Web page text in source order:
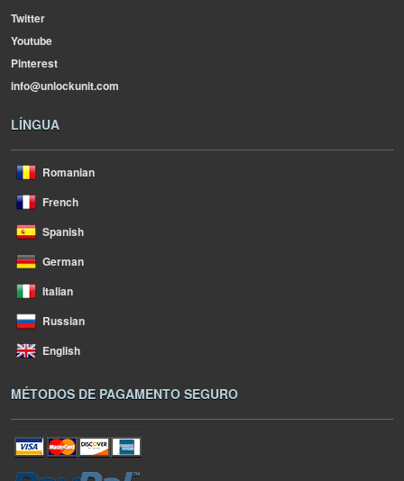
Twitter
Youtube
Pinterest
info@unlockunit.com
LÍNGUA
Romanian
French
Spanish
German
Italian
Russian
English
MÉTODOS DE PAGAMENTO SEGURO